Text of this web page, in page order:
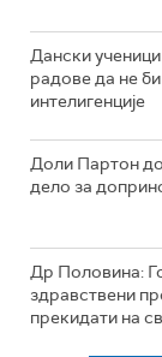
Дански
радове да не
интелигенције
Доли Партон
дело за
Др Половина:
здравствени
прекидати на